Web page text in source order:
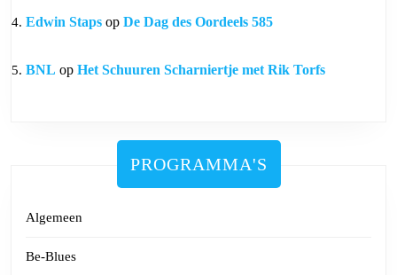
Edwin Staps op De Dag des Oordeels 585
BNL op Het Schuuren Scharniertje met Rik Torfs
PROGRAMMA'S
Algemeen
Be-Blues